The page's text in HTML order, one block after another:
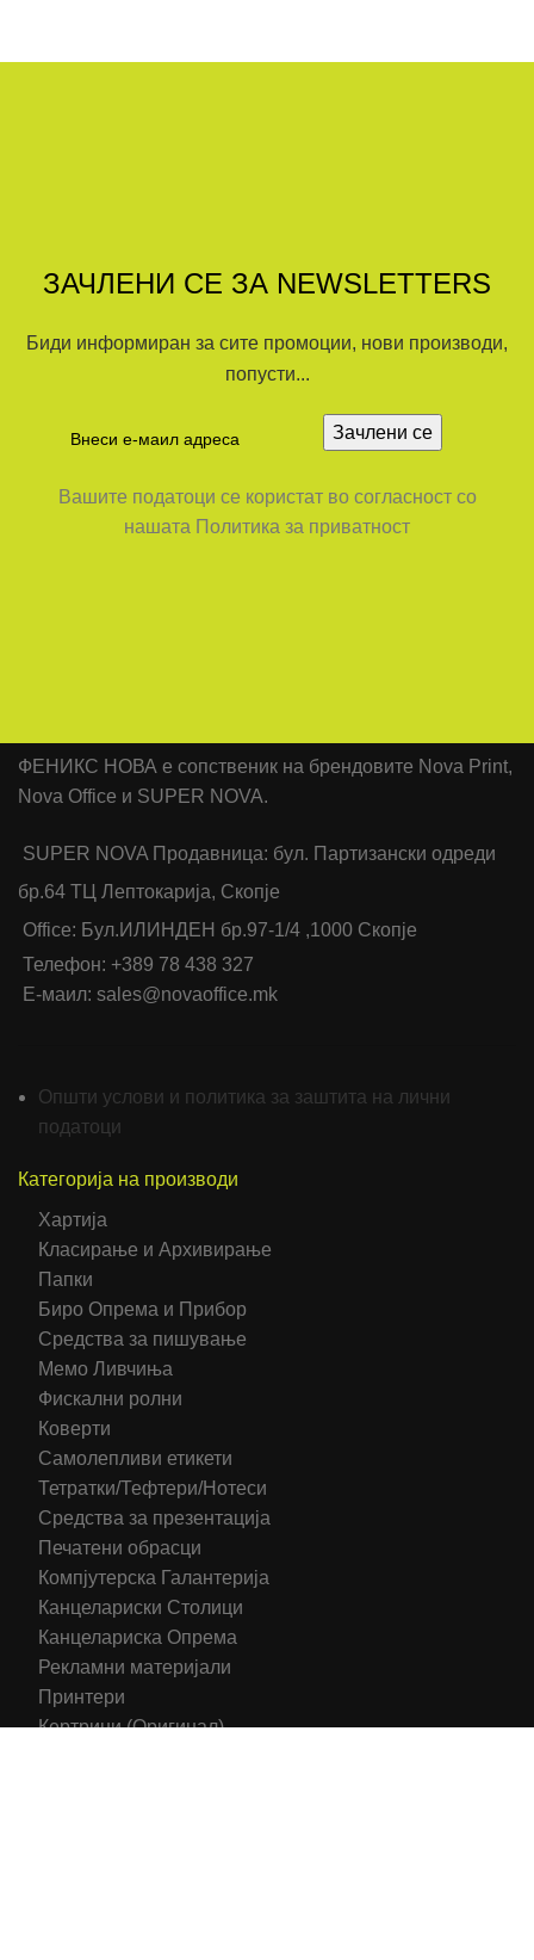
ЗАЧЛЕНИ СЕ ЗА NEWSLETTERS
Биди информиран за сите промоции, нови производи,
попусти...
Вашите податоци се користат во согласност со
нашата Политика за приватност
ФЕНИКС НОВА е сопственик на брендовите Nova Print,
Nova Office и SUPER NOVA.
SUPER NOVA Продавница: бул. Партизански одреди
бр.64 ТЦ Лептокарија, Скопје
Office: Бул.ИЛИНДЕН бр.97-1/4 ,1000 Скопје
Телефон: +389 78 438 327
Е-маил: sales@novaoffice.mk
Општи услови и политика за заштита на лични
податоци
Категорија на производи
Хартија
Класирање и Архивирање
Папки
Биро Опрема и Прибор
Средства за пишување
Мемо Ливчиња
Фискални ролни
Коверти
Самолепливи етикети
Тетратки/Тефтери/Нотеси
Средства за презентација
Печатени обрасци
Компјутерска Галантерија
Канцелариски Столици
Канцелариска Опрема
Рекламни материјали
Принтери
Кертриџи (Оригинал)